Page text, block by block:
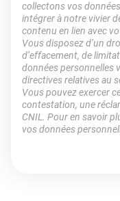
collectons vos
intégrer à notre vivier
contenu en lien avec
Vous disposez d’un
d’effacement, de
données personnelles
directives relatives au
Vous pouvez exercer
contestation, une
CNIL. Pour en savoir
vos données